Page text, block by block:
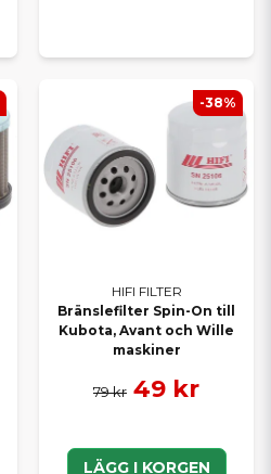
HIFI FILTER
Bränslefilter Spin-On till
Kubota, Avant och Wille
maskiner
79 kr 49 kr
LÄGG I KORGEN
-38%